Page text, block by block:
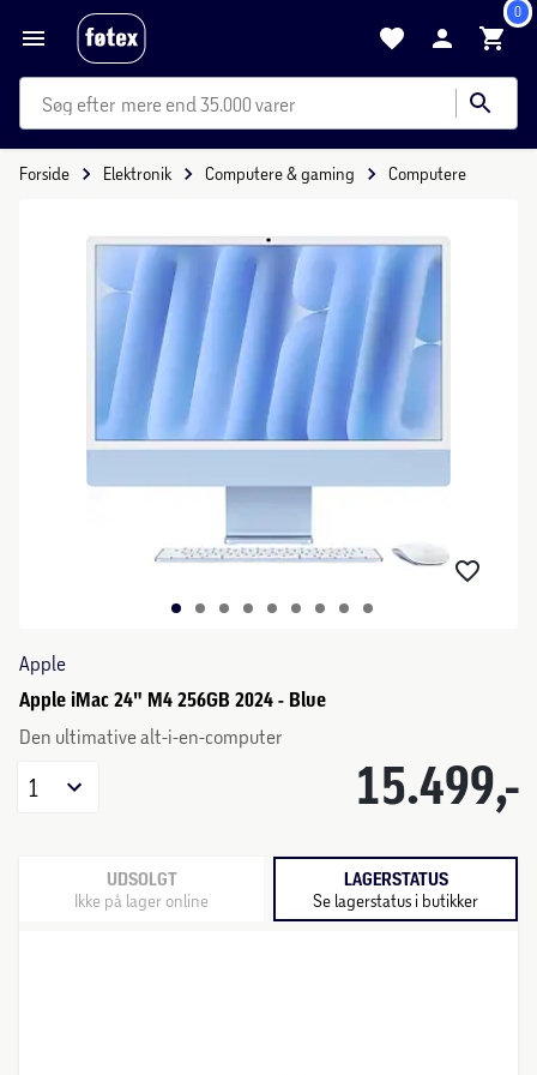
0
mere end 35.000 varer
Forside Elektronik Computere & gaming Computere
Apple
Apple iMac 24" M4 256GB 2024 - Blue
Den ultimative alt-i-en-computer
15.499,-
1
UDSOLGT
Ikke på lager online
LAGERSTATUS
Se lagerstatus i butikker